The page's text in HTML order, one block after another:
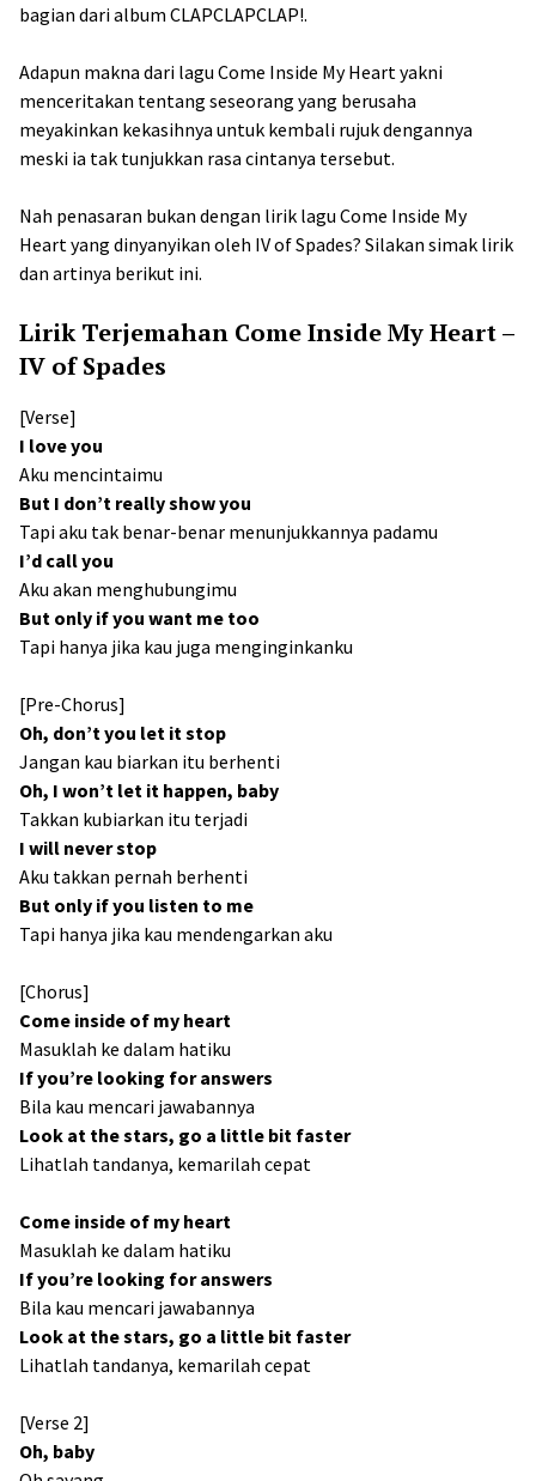
bagian dari album CLAPCLAPCLAP!.
Adapun makna dari lagu Come Inside My Heart yakni
menceritakan tentang seseorang yang berusaha
meyakinkan kekasihnya untuk kembali rujuk dengannya
meski ia tak tunjukkan rasa cintanya tersebut.
Nah penasaran bukan dengan lirik lagu Come Inside My
Heart yang dinyanyikan oleh IV of Spades? Silakan simak lirik
dan artinya berikut ini.
Lirik Terjemahan Come Inside My Heart –
IV of Spades
[Verse]
I love you
Aku mencintaimu
But I don’t really show you
Tapi aku tak benar-benar menunjukkannya padamu
I’d call you
Aku akan menghubungimu
But only if you want me too
Tapi hanya jika kau juga menginginkanku
[Pre-Chorus]
Oh, don’t you let it stop
Jangan kau biarkan itu berhenti
Oh, I won’t let it happen, baby
Takkan kubiarkan itu terjadi
I will never stop
Aku takkan pernah berhenti
But only if you listen to me
Tapi hanya jika kau mendengarkan aku
[Chorus]
Come inside of my heart
Masuklah ke dalam hatiku
If you’re looking for answers
Bila kau mencari jawabannya
Look at the stars, go a little bit faster
Lihatlah tandanya, kemarilah cepat
Come inside of my heart
Masuklah ke dalam hatiku
If you’re looking for answers
Bila kau mencari jawabannya
Look at the stars, go a little bit faster
Lihatlah tandanya, kemarilah cepat
[Verse 2]
Oh, baby